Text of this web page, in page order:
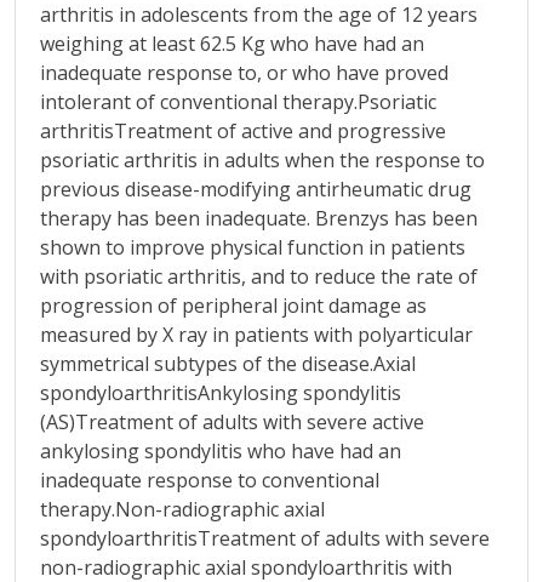
arthritis in adolescents from the age of 12 years
weighing at least 62.5 Kg who have had an
inadequate response to, or who have proved
intolerant of conventional therapy.Psoriatic
arthritisTreatment of active and progressive
psoriatic arthritis in adults when the response to
previous disease-modifying antirheumatic drug
therapy has been inadequate. Brenzys has been
shown to improve physical function in patients
with psoriatic arthritis, and to reduce the rate of
progression of peripheral joint damage as
measured by X ray in patients with polyarticular
symmetrical subtypes of the disease.Axial
spondyloarthritisAnkylosing spondylitis
(AS)Treatment of adults with severe active
ankylosing spondylitis who have had an
inadequate response to conventional
therapy.Non-radiographic axial
spondyloarthritisTreatment of adults with severe
non-radiographic axial spondyloarthritis with